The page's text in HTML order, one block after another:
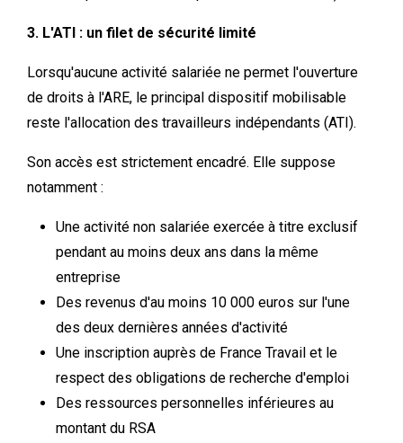
3. L'ATI : un filet de sécurité limité
Lorsqu'aucune activité salariée ne permet l'ouverture
de droits à l'ARE, le principal dispositif mobilisable
reste l'allocation des travailleurs indépendants (ATI).
Son accès est strictement encadré. Elle suppose
notamment :
Une activité non salariée exercée à titre exclusif
pendant au moins deux ans dans la même
entreprise
Des revenus d'au moins 10 000 euros sur l'une
des deux dernières années d'activité
Une inscription auprès de France Travail et le
respect des obligations de recherche d'emploi
Des ressources personnelles inférieures au
montant du RSA